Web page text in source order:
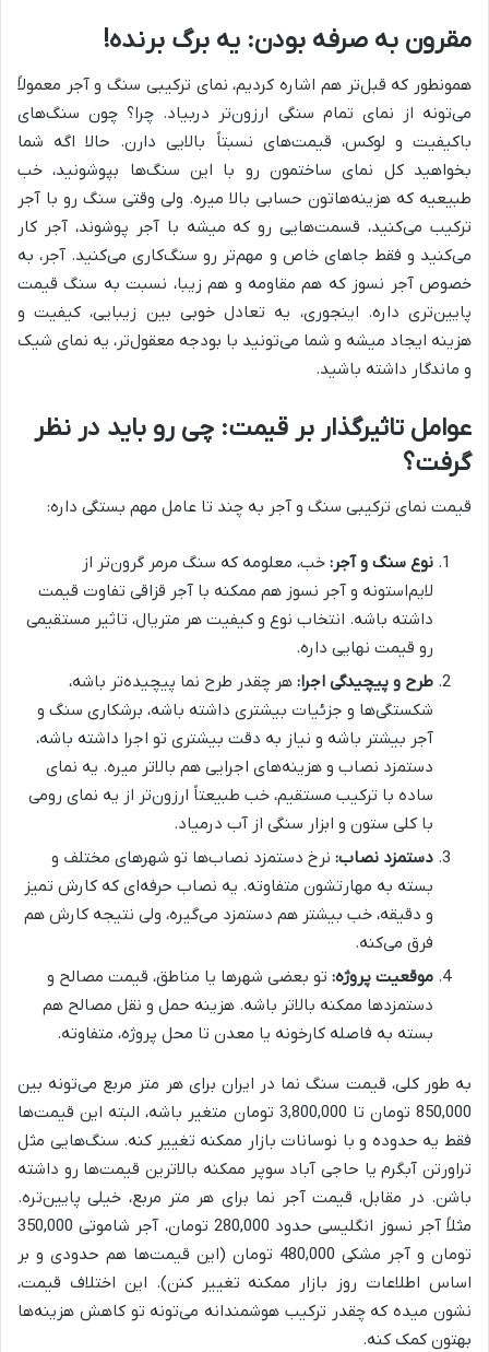
مقرون به صرفه بودن: یه برگ برنده!
همونطور که قبل‌تر هم اشاره کردیم، نمای ترکیبی سنگ و آجر معمولاً
می‌تونه از نمای تمام سنگی ارزون‌تر دربیاد. چرا؟ چون سنگ‌های
باکیفیت و لوکس، قیمت‌های نسبتاً بالایی دارن. حالا اگه شما
بخواهید کل نمای ساختمون رو با این سنگ‌ها بپوشونید، خب
طبیعیه که هزینه‌هاتون حسابی بالا میره. ولی وقتی سنگ رو با آجر
ترکیب می‌کنید، قسمت‌هایی رو که میشه با آجر پوشوند، آجر کار
می‌کنید و فقط جاهای خاص و مهم‌تر رو سنگ‌کاری می‌کنید. آجر، به
خصوص آجر نسوز که هم مقاومه و هم زیبا، نسبت به سنگ قیمت
پایین‌تری داره. اینجوری، یه تعادل خوبی بین زیبایی، کیفیت و
هزینه ایجاد میشه و شما می‌تونید با بودجه معقول‌تر، یه نمای شیک
و ماندگار داشته باشید.
عوامل تاثیرگذار بر قیمت: چی رو باید در نظر
گرفت؟
قیمت نمای ترکیبی سنگ و آجر به چند تا عامل مهم بستگی داره:
نوع سنگ و آجر: خب، معلومه که سنگ مرمر گرون‌تر از
لایم‌استونه و آجر نسوز هم ممکنه با آجر قزاقی تفاوت قیمت
داشته باشه. انتخاب نوع و کیفیت هر متریال، تاثیر مستقیمی
رو قیمت نهایی داره.
طرح و پیچیدگی اجرا: هر چقدر طرح نما پیچیده‌تر باشه،
شکستگی‌ها و جزئیات بیشتری داشته باشه، برشکاری سنگ و
آجر بیشتر باشه و نیاز به دقت بیشتری تو اجرا داشته باشه،
دستمزد نصاب و هزینه‌های اجرایی هم بالاتر میره. یه نمای
ساده با ترکیب مستقیم، خب طبیعتاً ارزون‌تر از یه نمای رومی
با کلی ستون و ابزار سنگی از آب درمیاد.
دستمزد نصاب: نرخ دستمزد نصاب‌ها تو شهرهای مختلف و
بسته به مهارتشون متفاوته. یه نصاب حرفه‌ای که کارش تمیز
و دقیقه، خب بیشتر هم دستمزد می‌گیره، ولی نتیجه کارش هم
فرق می‌کنه.
موقعیت پروژه: تو بعضی شهرها یا مناطق، قیمت مصالح و
دستمزدها ممکنه بالاتر باشه. هزینه حمل و نقل مصالح هم
بسته به فاصله کارخونه یا معدن تا محل پروژه، متفاوته.
به طور کلی، قیمت سنگ نما در ایران برای هر متر مربع می‌تونه بین
850,000 تومان تا 3,800,000 تومان متغیر باشه، البته این قیمت‌ها
فقط یه حدوده و با نوسانات بازار ممکنه تغییر کنه. سنگ‌هایی مثل
تراورتن آبگرم یا حاجی آباد سوپر ممکنه بالاترین قیمت‌ها رو داشته
باشن. در مقابل، قیمت آجر نما برای هر متر مربع، خیلی پایین‌تره.
مثلاً آجر نسوز انگلیسی حدود 280,000 تومان، آجر شاموتی 350,000
تومان و آجر مشکی 480,000 تومان (این قیمت‌ها هم حدودی و بر
اساس اطلاعات روز بازار ممکنه تغییر کنن). این اختلاف قیمت،
نشون میده که چقدر ترکیب هوشمندانه می‌تونه تو کاهش هزینه‌ها
بهتون کمک کنه.